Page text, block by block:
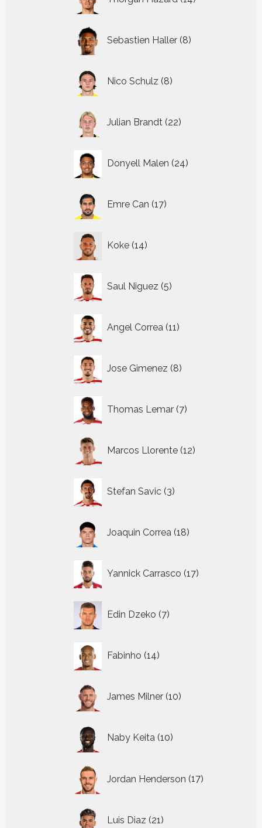
producten
Sebastien Haller 8
producten
Nico Schulz 8
producten
Julian Brandt 22
producten
Donyell Malen 24
producten
Emre Can 17
producten
Koke 14
producten
Saul Niguez 5
producten
Angel Correa 11
producten
Jose Gimenez 8
producten
Thomas Lemar 7
producten
Marcos Llorente 12
producten
Stefan Savic 3
producten
Joaquin Correa 18
producten
Yannick Carrasco 17
producten
Edin Dzeko 7
producten
Fabinho 14
producten
James Milner 10
producten
Naby Keita 10
producten
Jordan Henderson 17
producten
Luis Diaz 21